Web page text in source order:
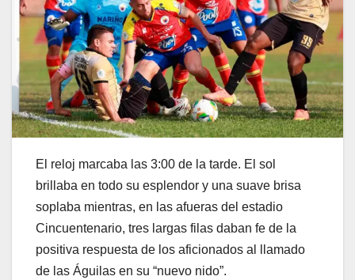
El reloj marcaba las 3:00 de la tarde. El sol
brillaba en todo su esplendor y una suave brisa
soplaba mientras, en las afueras del estadio
Cincuentenario, tres largas filas daban fe de la
positiva respuesta de los aficionados al llamado
de las Águilas en su “nuevo nido”.